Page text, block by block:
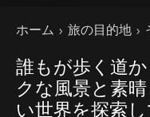
現在のページ
ホーム 旅の目的地
誰もが歩く道
クな風景と素
い世界を探索し